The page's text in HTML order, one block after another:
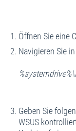
Öffnen Sie eine
Navigieren Sie
Geben Sie
WSUS